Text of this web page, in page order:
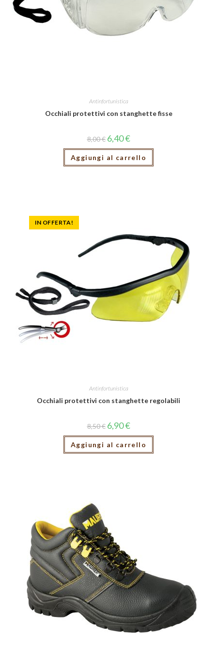
Antinfortunistica
Occhiali protettivi con stanghette fisse
8,00€ 6,40€
Aggiungi al carrello
IN OFFERTA!
Antinfortunistica
Occhiali protettivi con stanghette regolabili
8,50€ 6,90€
Aggiungi al carrello